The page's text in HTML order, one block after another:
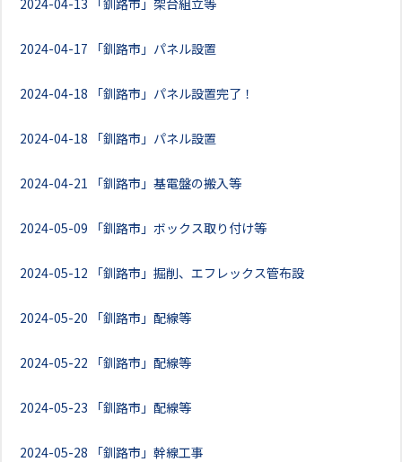
2024-04-13 「釧路市」架台組立等
2024-04-17 「釧路市」パネル設置
2024-04-18 「釧路市」パネル設置完了！
2024-04-18 「釧路市」パネル設置
2024-04-21 「釧路市」基電盤の搬入等
2024-05-09 「釧路市」ボックス取り付け等
2024-05-12 「釧路市」掘削、エフレックス管布設
2024-05-20 「釧路市」配線等
2024-05-22 「釧路市」配線等
2024-05-23 「釧路市」配線等
2024-05-28 「釧路市」幹線工事